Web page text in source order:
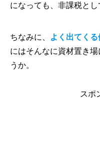
になっても、非課税とし
ちなみに、 よく出てく
にはそんなに資材置き
うか。
スポ